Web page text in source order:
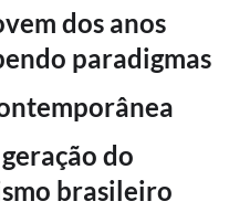
dos anos
paradigmas
do
brasileiro